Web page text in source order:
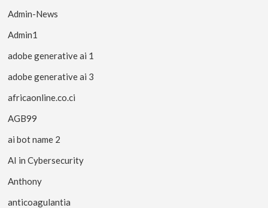
Admin-News
Admin1
adobe generative ai 1
adobe generative ai 3
africaonline.co.ci
AGB99
ai bot name 2
AI in Cybersecurity
Anthony
anticoagulantia